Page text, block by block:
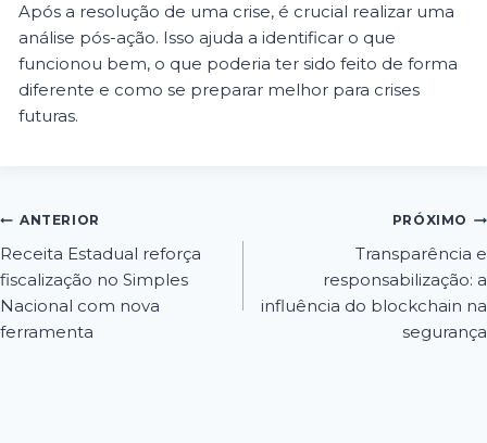
Após a resolução de uma crise, é crucial realizar uma
análise pós-ação. Isso ajuda a identificar o que
funcionou bem, o que poderia ter sido feito de forma
diferente e como se preparar melhor para crises
futuras.
ANTERIOR
Receita Estadual reforça
fiscalização no Simples
Nacional com nova
ferramenta
PRÓXIMO
Transparência e
responsabilização: a
influência do blockchain na
segurança